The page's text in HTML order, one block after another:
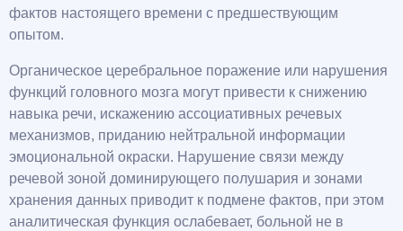
фактов настоящего времени с предшествующим
опытом.
Органическое церебральное поражение или нарушения
функций головного мозга могут привести к снижению
навыка речи, искажению ассоциативных речевых
механизмов, приданию нейтральной информации
эмоциональной окраски. Нарушение связи между
речевой зоной доминирующего полушария и зонами
хранения данных приводит к подмене фактов, при этом
аналитическая функция ослабевает, больной не в